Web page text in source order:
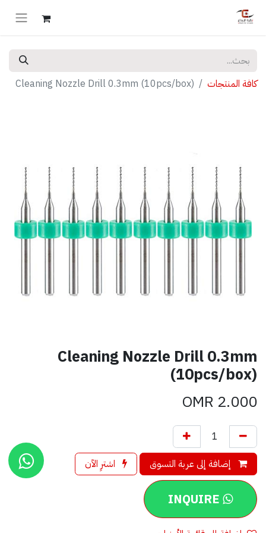
كافة المنتجات Cleaning Nozzle Drill 0.3mm (10pcs/box)
Cleaning Nozzle Drill 0.3mm
(10pcs/box)
2.000
إضافة إلى عربة التسوق اشترِ الآن
INQUIRE